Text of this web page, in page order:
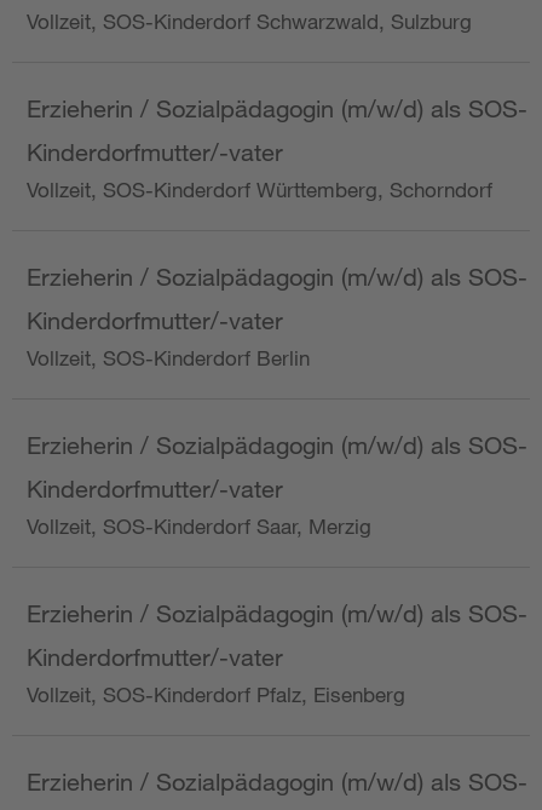
Vollzeit, SOS-Kinderdorf Schwarzwald, Sulzburg
Erzieherin / Sozialpädagogin (m/w/d) als SOS-
Kinderdorfmutter/-vater
Vollzeit, SOS-Kinderdorf Württemberg, Schorndorf
Erzieherin / Sozialpädagogin (m/w/d) als SOS-
Kinderdorfmutter/-vater
Vollzeit, SOS-Kinderdorf Berlin
Erzieherin / Sozialpädagogin (m/w/d) als SOS-
Kinderdorfmutter/-vater
Vollzeit, SOS-Kinderdorf Saar, Merzig
Erzieherin / Sozialpädagogin (m/w/d) als SOS-
Kinderdorfmutter/-vater
Vollzeit, SOS-Kinderdorf Pfalz, Eisenberg
Erzieherin / Sozialpädagogin (m/w/d) als SOS-